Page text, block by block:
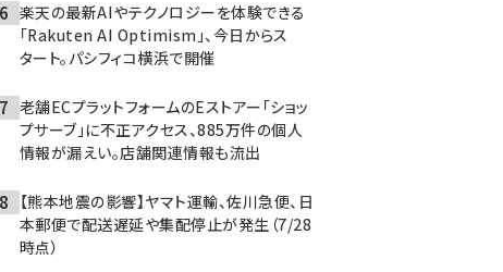
楽天の最新AIやテクノロジーを体験できる
「Rakuten AI Optimism」、今日からス
タート。パシフィコ横浜で開催
老舗ECプラットフォームのEストアー「ショッ
プサーブ」に不正アクセス、885万件の個人
情報が漏えい。店舗関連情報も流出
【熊本地震の影響】ヤマト運輸、佐川急便、日
本郵便で配送遅延や集配停止が発生（7/28
時点）